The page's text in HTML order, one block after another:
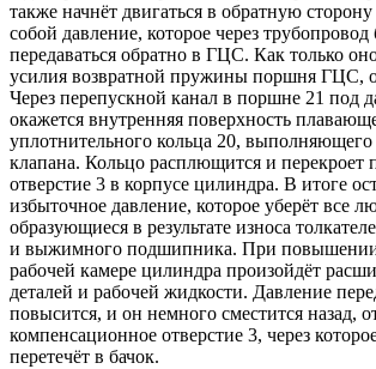
также начнёт двигаться в обратную сторону
собой давление, которое через трубопровод
передаваться обратно в ГЦС. Как только
усилия возвратной пружины поршня ГЦС,
Через перепускной канал в поршне 21 под
окажется внутренняя поверхность
уплотнительного кольца 20, выполняющего
клапана. Кольцо расплющится и перекроет
отверстие 3 в корпусе цилиндра. В итоге
избыточное давление, которое уберёт все
образующиеся в результате износа
и выжимного подшипника. При повышении
рабочей камере цилиндра произойдёт
деталей и рабочей жидкости. Давление
повысится, и он немного сместится назад,
компенсационное отверстие 3, через
перетечёт в бачок.